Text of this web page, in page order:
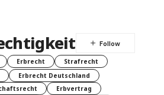
Erbrecht
Strafrecht
Erbrecht Deutschland
Erbvertrag